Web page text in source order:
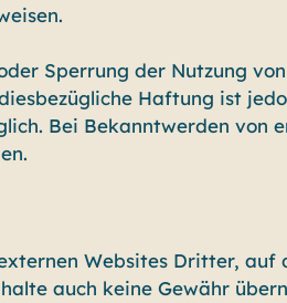
Sperrung der Nutzung
Haftung ist
Bei Bekanntwerden von
Websites Dritter,
auch keine Gewähr